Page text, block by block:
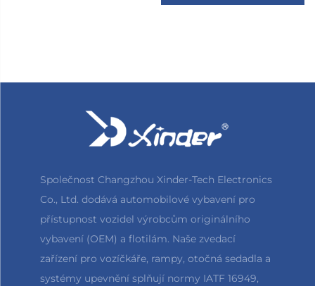
Společnost Changzhou Xinder-Tech Electronics
Co., Ltd. dodává automobilové vybavení pro
přístupnost vozidel výrobcům originálního
vybavení (OEM) a flotilám. Naše zvedací
zařízení pro vozíčkáře, rampy, otočná sedadla a
systémy upevnění splňují normy IATF 16949,